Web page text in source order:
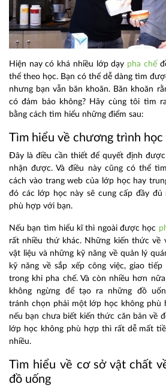
Hiện nay có khá nhiều lớp dạy pha chế
thể theo học. Bạn có thể dễ dàng tìm
nhưng bạn vẫn băn khoăn. Băn khoăn
có đảm bảo không? Hãy cùng tôi tìm
bằng cách tìm hiểu những điểm sau:
Tìm hiểu về chương trình học
Đây là điều cần thiết để quyết định
nhận được. Và điều này cũng có thể
cách vào trang web của lớp học hay
đó các lớp học này sẽ cung cấp đầy
phù hợp với bạn.
Nếu bạn tìm hiểu kĩ thì ngoài được học
rất nhiều thứ khác. Những kiến thức về
vật liệu và những kỹ năng về quản lý
kỹ năng về sắp xếp công việc, giao
trong khi pha chế. Và còn nhiều hơn
không ngừng để tạo ra những đồ
tránh chọn phải một lớp học không phù
nếu bạn chưa biết kiến thức căn bản về
lớp học không phù hợp thì rất dễ mất
nhiều.
Tìm hiểu về cơ sở vật chất
đồ uống